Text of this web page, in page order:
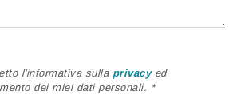
l'informativa sulla privacyed
dei miei dati personali. *